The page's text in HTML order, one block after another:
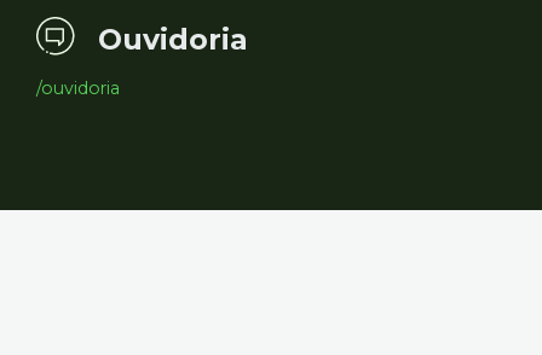
Ouvidoria
/ouvidoria